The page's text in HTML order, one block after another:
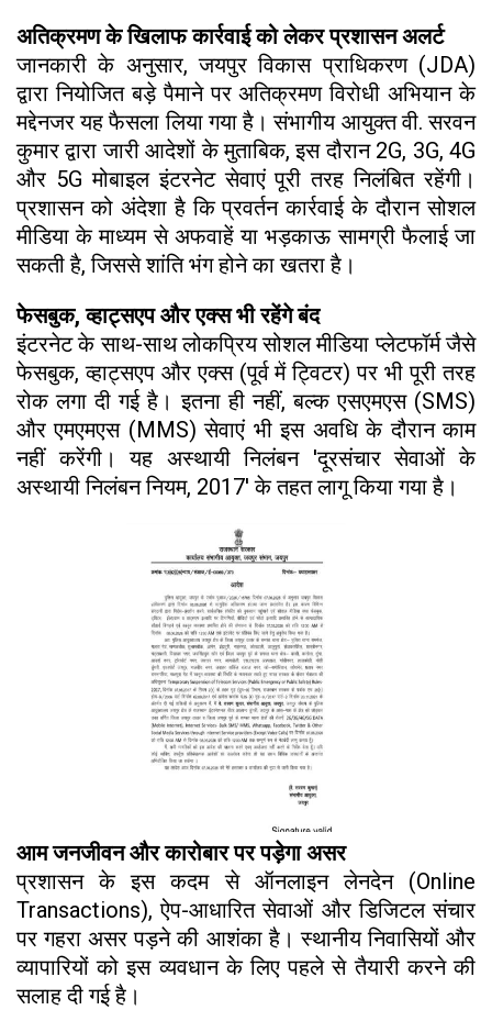
अतिक्रमण के खिलाफ कार्रवाई को लेकर प्रशासन अलर्ट
जानकारी के अनुसार, जयपुर विकास प्राधिकरण (JDA)
द्वारा नियोजित बड़े पैमाने पर अतिक्रमण विरोधी अभियान के
मद्देनजर यह फैसला लिया गया है। संभागीय आयुक्त वी. सरवन
कुमार द्वारा जारी आदेशों के मुताबिक, इस दौरान 2G, 3G, 4G
और 5G मोबाइल इंटरनेट सेवाएं पूरी तरह निलंबित रहेंगी।
प्रशासन को अंदेशा है कि प्रवर्तन कार्रवाई के दौरान सोशल
मीडिया के माध्यम से अफवाहें या भड़काऊ सामग्री फैलाई जा
सकती है, जिससे शांति भंग होने का खतरा है।
फेसबुक, व्हाट्सएप और एक्स भी रहेंगे बंद
इंटरनेट के साथ-साथ लोकप्रिय सोशल मीडिया प्लेटफॉर्म जैसे
फेसबुक, व्हाट्सएप और एक्स (पूर्व में ट्विटर) पर भी पूरी तरह
रोक लगा दी गई है। इतना ही नहीं, बल्क एसएमएस (SMS)
और एमएमएस (MMS) सेवाएं भी इस अवधि के दौरान काम
नहीं करेंगी। यह अस्थायी निलंबन 'दूरसंचार सेवाओं के
अस्थायी निलंबन नियम, 2017' के तहत लागू किया गया है।
आम जनजीवन और कारोबार पर पड़ेगा असर
प्रशासन के इस कदम से ऑनलाइन लेनदेन (Online
Transactions), ऐप-आधारित सेवाओं और डिजिटल संचार
पर गहरा असर पड़ने की आशंका है। स्थानीय निवासियों और
व्यापारियों को इस व्यवधान के लिए पहले से तैयारी करने की
सलाह दी गई है।